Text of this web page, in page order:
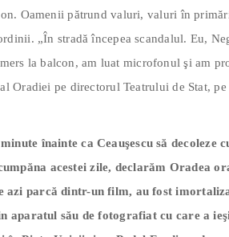
Oamenii pătrund valuri, valuri în
„În stradă începea scandalul. Eu,
la balcon, am luat microfonul şi am
Oradiei pe directorul Teatrului de Stat,
înainte ca Ceauşescu să decoleze
acestei zile, declarăm Oradea
parcă dintr-un film, au fost
aparatul său de fotografiat cu care a